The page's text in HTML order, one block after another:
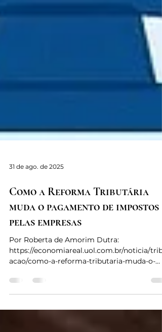
31 de ago. de 2025
Como a Reforma Tributária
muda o pagamento de impostos
pelas empresas
Por Roberta de Amorim Dutra:
https://economiareal.uol.com.br/noticia/